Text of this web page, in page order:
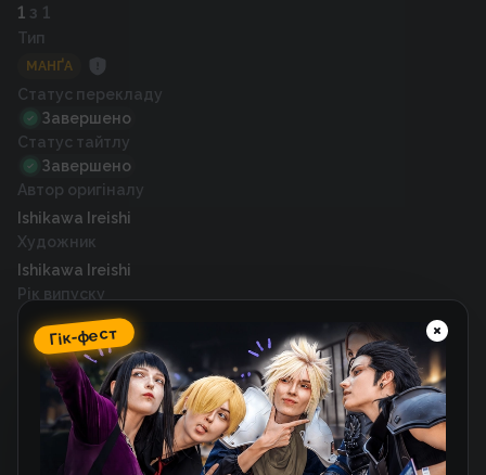
1 з 1
Тип
МАНҐА
Статус перекладу
Завершено
Статус тайтлу
Завершено
Автор оригіналу
Ishikawa Ireishi
Художник
Ishikawa Ireishi
Рік випуску
2023
Схожі тайтли
Гік-фест